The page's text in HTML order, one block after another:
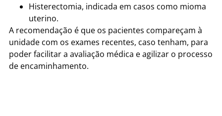
Histerectomia, indicada em casos como mioma
uterino.
A recomendação é que os pacientes compareçam à
unidade com os exames recentes, caso tenham, para
poder facilitar a avaliação médica e agilizar o processo
de encaminhamento.